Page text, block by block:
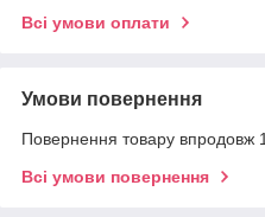
Всі умови оплати
Умови повернення
Повернення товару впродовж
Всі умови повернення